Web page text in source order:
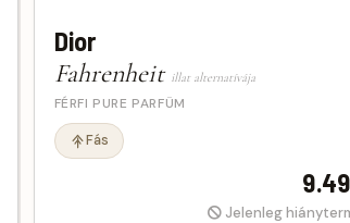
Dior
Fahrenheit illat alternatívája
FÉRFI PURE PARFÜM
Fás
Jelenleg